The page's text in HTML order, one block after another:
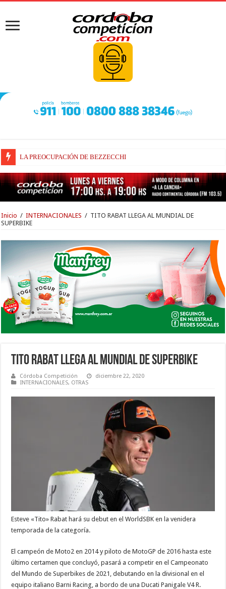
LA PREOCUPACIÓN DE BEZZECCHI
BEZZECCHI, RECUPERADO Y VELOZ
Inicio / INTERNACIONALES / TITO RABAT LLEGA AL MUNDIAL DE
SUPERBIKE
TITO RABAT LLEGA AL MUNDIAL DE SUPERBIKE
Córdoba Competición
diciembre 22, 2020
INTERNACIONALES, OTRAS
Esteve «Tito» Rabat hará su debut en el WorldSBK en la venidera
temporada de la categoría.
El campeón de Moto2 en 2014 y piloto de MotoGP de 2016 hasta este
último certamen que concluyó, pasará a competir en el Campeonato
del Mundo de Superbikes de 2021, debutando en la divisional en el
equipo italiano Barni Racing, a bordo de una Ducati Panigale V4 R.